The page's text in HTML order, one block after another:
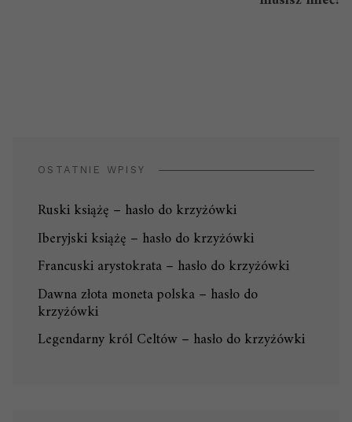
OSTATNIE WPISY
Ruski książę – hasło do krzyżówki
Iberyjski książę – hasło do krzyżówki
Francuski arystokrata – hasło do krzyżówki
Dawna złota moneta polska – hasło do
krzyżówki
Legendarny król Celtów – hasło do krzyżówki